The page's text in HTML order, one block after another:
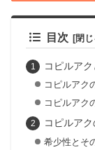
目次
コピルア
コピルアク
コピルアク
コピルア
希少性とそ